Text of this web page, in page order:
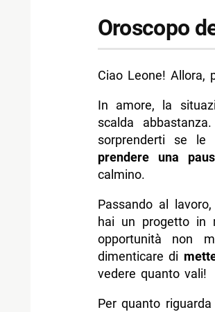
Oroscopo
Ciao Leone! Allora,
In amore, la
scalda
sorprenderti se
prendere una
calmino.
Passando al
hai un progetto
opportunità non
dimenticare di
vedere quanto vali!
Per quanto